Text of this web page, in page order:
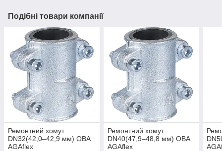
Подібні товари компанії
Ремонтний хомут
DN32(42,0–42,9 мм) OBA
AGAflex
Ремонтний хомут
DN40(47,9–48,8 мм) OBA
AGAflex